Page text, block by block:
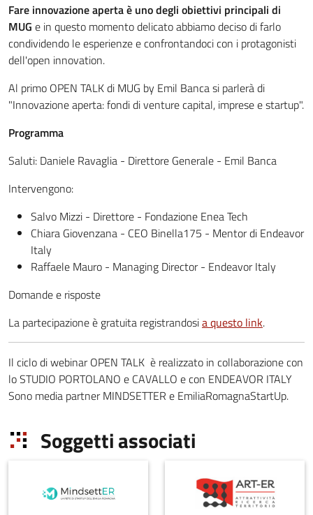
Fare innovazione aperta è uno degli obiettivi principali di
MUG e in questo momento delicato abbiamo deciso di farlo
condividendo le esperienze e confrontandoci con i protagonisti
dell'open innovation.
Al primo OPEN TALK di MUG by Emil Banca si parlerà di
"Innovazione aperta: fondi di venture capital, imprese e startup".
Programma
Saluti: Daniele Ravaglia - Direttore Generale - Emil Banca
Intervengono:
Salvo Mizzi - Direttore - Fondazione Enea Tech
Chiara Giovenzana - CEO Binella175 - Mentor di Endeavor
Italy
Raffaele Mauro - Managing Director - Endeavor Italy
Domande e risposte
La partecipazione è gratuita registrandosia questo link.
Il ciclo di webinar OPEN TALK è realizzato in collaborazione con
lo STUDIO PORTOLANO e CAVALLO e con ENDEAVOR ITALY
Sono media partner MINDSETTER e EmiliaRomagnaStartUp.
Soggetti associati